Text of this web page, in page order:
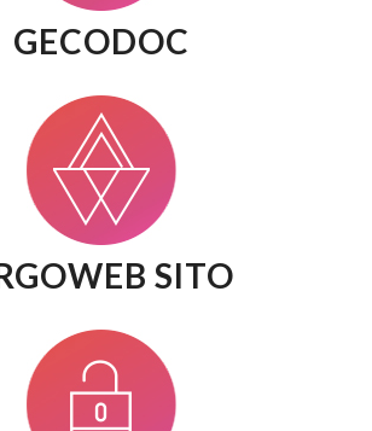
GECODOC
SITO